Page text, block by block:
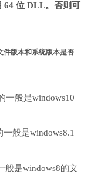
64 位 DLL。否则可
件版本和系统版本是否
一般是windows10
般是windows8.1
般是windows8的文